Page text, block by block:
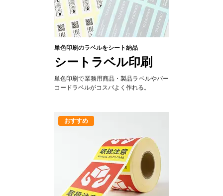
単色印刷のラベルをシート納品
シートラベル印刷
単色印刷で業務用商品・製品ラベルやバー
コードラベルがコスパよく作れる。